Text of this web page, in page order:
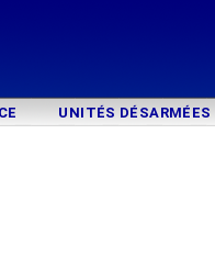
UNITÉS DÉSARMÉES